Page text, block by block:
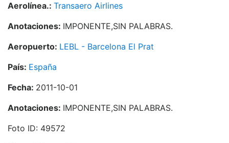
Aerolínea.: Transaero Airlines
Anotaciones: IMPONENTE,SIN PALABRAS.
Aeropuerto: LEBL - Barcelona El Prat
País: España
Fecha: 2011-10-01
Anotaciones: IMPONENTE,SIN PALABRAS.
Foto ID: 49572